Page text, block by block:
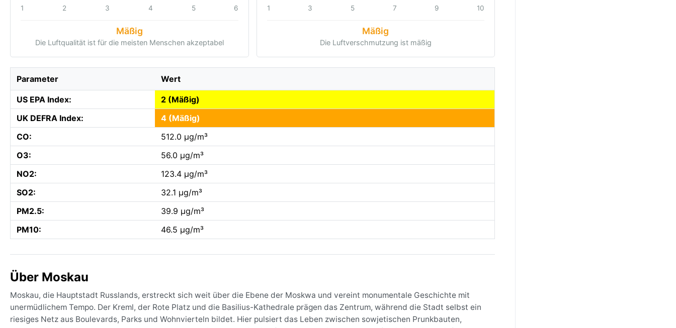
1 2 3 4 5 6
Mäßig
Die Luftqualität ist für die meisten Menschen akzeptabel
1 3 5 7 9 10
Mäßig
Die Luftverschmutzung ist mäßig
Parameter Wert
US EPA Index:
2 (Mäßig)
UK DEFRA Index:
4 (Mäßig)
CO:
512.0 µg/m³
O3:
56.0 µg/m³
NO2:
123.4 µg/m³
SO2:
32.1 µg/m³
PM2.5:
39.9 µg/m³
PM10:
46.5 µg/m³
Über Moskau
Moskau, die Hauptstadt Russlands, erstreckt sich weit über die Ebene der Moskwa und vereint monumentale Geschichte mit
unermüdlichem Tempo. Der Kreml, der Rote Platz und die Basilius-Kathedrale prägen das Zentrum, während die Stadt selbst ein
riesiges Netz aus Boulevards, Parks und Wohnvierteln bildet. Hier pulsiert das Leben zwischen sowjetischen Prunkbauten,